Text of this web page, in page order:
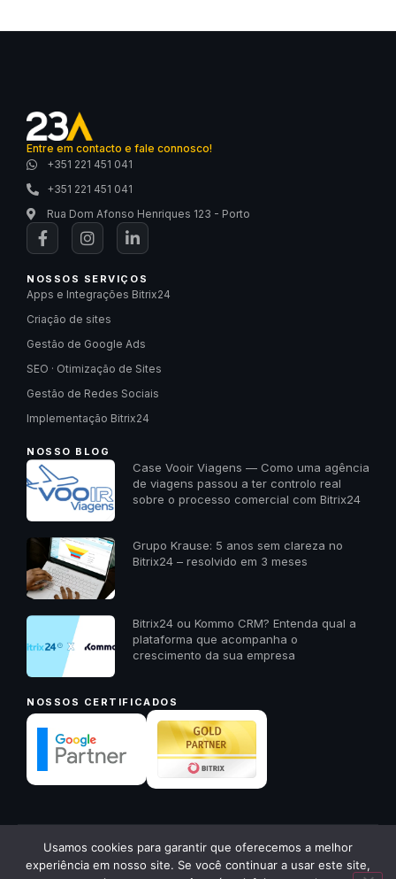
Entre em contacto e fale connosco!
+351 221 451 041
+351 221 451 041
Rua Dom Afonso Henriques 123 - Porto
NOSSOS SERVIÇOS
Apps e Integrações Bitrix24
Criação de sites
Gestão de Google Ads
SEO · Otimização de Sites
Gestão de Redes Sociais
Implementação Bitrix24
NOSSO BLOG
Case Vooir Viagens — Como uma agência
de viagens passou a ter controlo real
sobre o processo comercial com Bitrix24
Grupo Krause: 5 anos sem clareza no
Bitrix24 – resolvido em 3 meses
Bitrix24 ou Kommo CRM? Entenda qual a
plataforma que acompanha o
crescimento da sua empresa
NOSSOS CERTIFICADOS
© 2026 23A Digital · Todos os direitos reservados ·23a.com.pt
Quer receber um diagnóstico
✕
Usamos cookies para garantir que oferecemos a melhor
experiência em nosso site. Se você continuar a usar este site,